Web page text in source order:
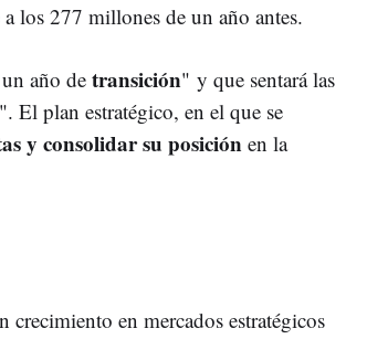
los 277 millones de un año antes.
año detransición" y que sentará las
". El plan estratégico, en el que se
y consolidar su posición en la
crecimiento en mercados estratégicos